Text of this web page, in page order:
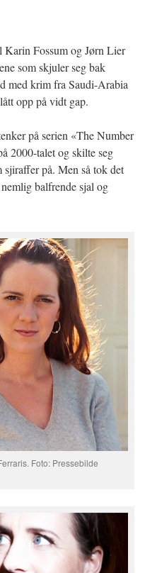
Karin Fossum og Jørn Lier
som skjuler seg bak
med krim fra Saudi-Arabia
opp på vidt gap.
på serien «The Number
2000-talet og skilte seg
på. Men så tok det
balfrende sjal og
Foto: Pressebilde